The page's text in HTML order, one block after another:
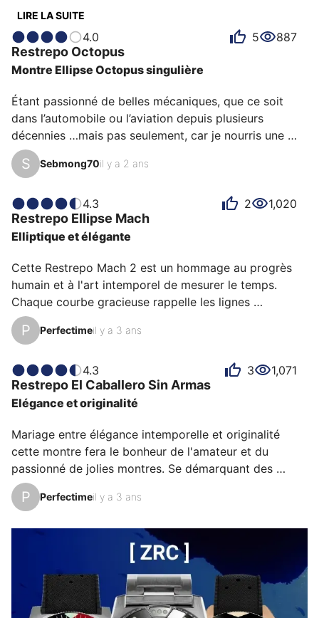
avis est une source d’inspiration pour comprendre ce
possesseurs. Certains la décrivent comme audacieuse,
d'autres comme atypique ou élégante et chacun a des
raisons personnelles d’aimer sa Restrepo pour son
design, son émotion ou encore son rapport qualité-
prix.
LIRE LA SUITE
4.0 5 887
Restrepo Octopus
Montre Ellipse Octopus singulière
Étant passionné de belles mécaniques, que ce soit
dans l’automobile ou l’aviation depuis plusieurs
décennies …mais pas seulement, car je nourris une
passion pour le monde de la Mer. Et bien, je peux
confirmer que cette "master piece" au design singulier
décrits. Beau chronographe, avec cadran émail
superbement coloré. Mouvement automatique d’une
grande autonomie (>48h). Bref pur objet de désir!!
,
S Sebmong70il y a 2 ans
4.3 2 1,020
Restrepo Ellipse Mach
Elliptique et élégante
Cette Restrepo Mach 2 est un hommage au progrès
humain et à l'art intemporel de mesurer le temps.
Chaque courbe gracieuse rappelle les lignes
aérodynamiques du légendaire Concorde avion
supersonique, capturant ainsi le mariage entre la
helvétique.
P Perfectimeil y a 3 ans
4.3 3 1,071
Restrepo El Caballero Sin Armas
Elégance et originalité
Mariage entre élégance intemporelle et originalité
cette montre fera le bonheur de l'amateur et du
passionné de jolies montres. Se démarquant des
modèles conventionnels avec sa forme elliptique, elle
apporte une touche de sophistication à votre poignet.
vestimentaires.
P Perfectimeil y a 3 ans